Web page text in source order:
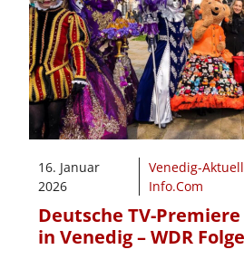
16. Januar
2026
Venedig-
Info.Com
Deutsche TV-
in Venedig – WDR